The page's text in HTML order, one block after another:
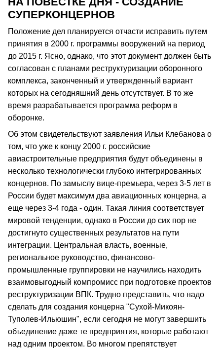
СУПЕРКОНЦЕРНОВ
Положение дел планируется отчасти исправить путем
принятия в 2000 г. программы вооружений на период
до 2015 г. Ясно, однако, что этот документ должен быть
согласован с планами реструктуризации оборонного
комплекса, законченный и утвержденный вариант
которых на сегодняшний день отсутствует. В то же
время разрабатывается программа реформ в
оборонке.
Об этом свидетельствуют заявления Ильи Клебанова о
том, что уже к концу 2000 г. российские
авиастроительные предприятия будут объединены в
несколько технологически глубоко интегрированных
концернов. По замыслу вице-премьера, через 3-5 лет в
России будет максимум два авиационных концерна, а
еще через 3-4 года - один. Такая линия соответствует
мировой тенденции, однако в России до сих пор не
достигнуто существенных результатов на пути
интеграции. Центральная власть, военные,
региональное руководство, финансово-
промышленные группировки не научились находить
взаимовыгодный компромисс при подготовке проектов
реструктуризации ВПК. Трудно представить, что надо
сделать для создания концерна "Сухой-Микоян-
Туполев-Ильюшин", если сегодня не могут завершить
объединение даже те предприятия, которые работают
над одним проектом. Во многом препятствует